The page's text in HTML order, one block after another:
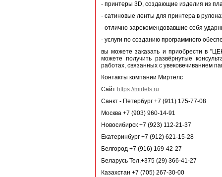
- принтеры 3D, создающие изделия из
- сатиновые ленты для принтера в
- отлично зарекомендовавшие себя
- услуги по созданию программного
вы можете заказать и приобрести в
можете получить развёрнутые
работах, связанных с увековечиванием
Контакты компании Миртелс
Сайт https://mirtels.ru
Санкт - Петербург +7 (911) 175-77-08
Москва +7 (903) 960-14-91
Новосибирск +7 (923) 112-21-37
Екатеринбург +7 (912) 621-15-28
Белгород +7 (916) 169-42-27
Беларусь Тел.+375 (29) 366-41-27
Казахстан +7 (705) 267-30-00